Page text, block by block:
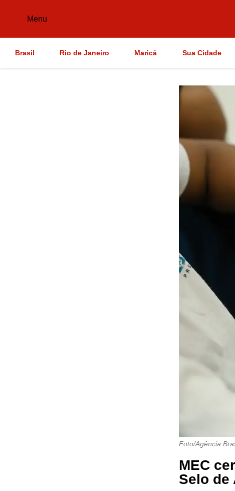
Menu
Brasil Rio de Janeiro Maricá Sua Cidade
Foto/Agência
MEC
Selo de